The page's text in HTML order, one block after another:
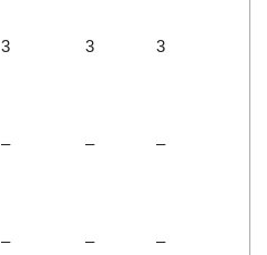
3 3 3
– – –
– – –